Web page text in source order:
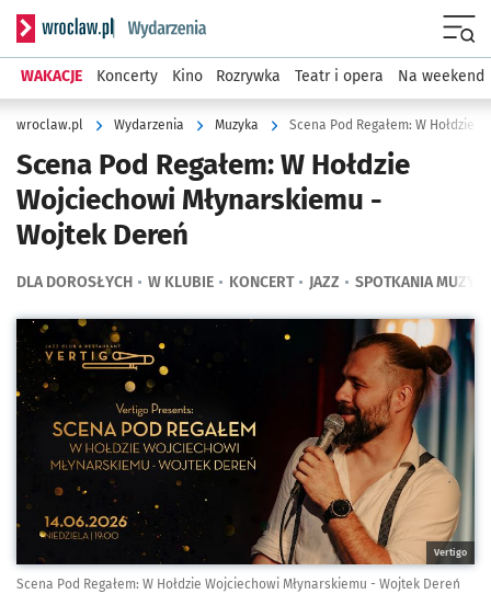
Serwis informacyjny wroclaw.pl podserwis: Wydarzenia
WAKACJE Koncerty Kino Rozrywka Teatr i opera Na weekend
wroclaw.pl Wydarzenia Muzyka Scena Pod Regałem: W Hołdzie
Scena Pod Regałem: W Hołdzie
Wojciechowi Młynarskiemu -
Wojtek Dereń
DLA DOROSŁYCH W KLUBIE KONCERT JAZZ SPOTKANIA
Kliknij, aby powiększyć
Vertigo
Scena Pod Regałem: W Hołdzie Wojciechowi Młynarskiemu - Wojtek Dereń